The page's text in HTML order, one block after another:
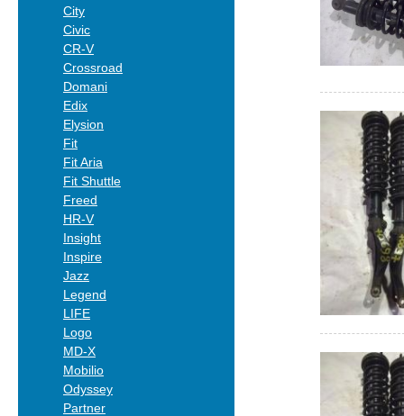
City
Civic
CR-V
Crossroad
Domani
Edix
Elysion
Fit
Fit Aria
Fit Shuttle
Freed
HR-V
Insight
Inspire
Jazz
Legend
LIFE
Logo
MD-X
Mobilio
Odyssey
Partner